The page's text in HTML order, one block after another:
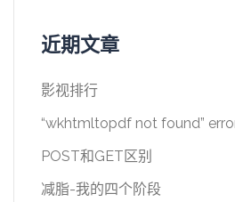
近期文章
影视排行
“wkhtmltopdf not found”
POST和GET区别
减脂-我的四个阶段